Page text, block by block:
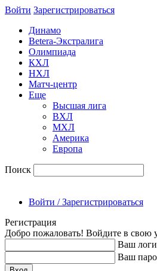
Войти Зарегиcтрироваться
Динамо
Betera-Экстралига
Олимпиада
КХЛ
НХЛ
Матч-центр
Еще
Высшая лига
ВХЛ
МХЛ
Америка
Европа
Поиск
Войти / Зарегистрироваться
Регистрация
Добро пожаловать! Войдите в свою
Ваш
Ваш